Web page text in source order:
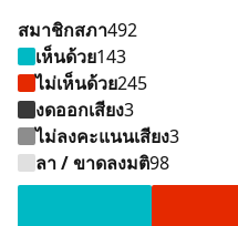
สมาชิกสภา492
เห็นด้วย143
ไม่เห็นด้วย245
งดออกเสียง3
ไม่ลงคะแนนเสียง3
ลา / ขาดลงมติ98
เห็นด้วย 143 คน